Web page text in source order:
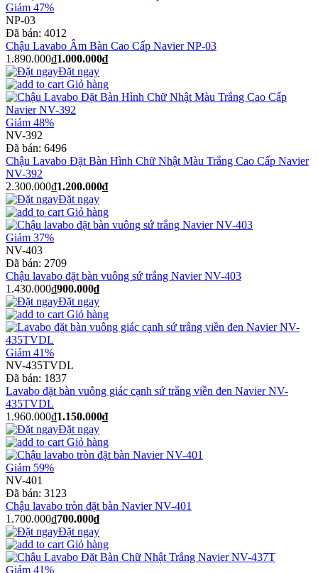
Giảm 47%
NP-03
Đã bán: 4012
Chậu Lavabo Âm Bàn Cao Cấp Navier NP-03
1.890.000₫1.000.000₫
Đặt ngay
Giỏ hàng
Giảm 48%
NV-392
Đã bán: 6496
Chậu Lavabo Đặt Bàn Hình Chữ Nhật Màu Trắng Cao Cấp Navier
NV-392
2.300.000₫1.200.000₫
Đặt ngay
Giỏ hàng
Giảm 37%
NV-403
Đã bán: 2709
Chậu lavabo đặt bàn vuông sứ trắng Navier NV-403
1.430.000₫900.000₫
Đặt ngay
Giỏ hàng
Giảm 41%
NV-435TVDL
Đã bán: 1837
Lavabo đặt bàn vuông giác cạnh sứ trắng viền đen Navier NV-
435TVDL
1.960.000₫1.150.000₫
Đặt ngay
Giỏ hàng
Giảm 59%
NV-401
Đã bán: 3123
Chậu lavabo tròn đặt bàn Navier NV-401
1.700.000₫700.000₫
Đặt ngay
Giỏ hàng
Giảm 41%